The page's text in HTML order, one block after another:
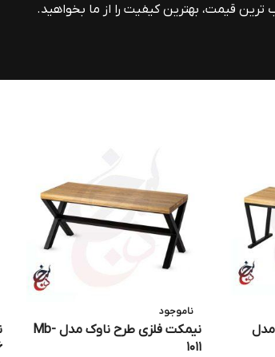
قیمت، بهترین کیفیت را از ما بخواهید.
مدل
ناموجود
نیمکت فلزی طرح ناوک مدل Mb-
1011